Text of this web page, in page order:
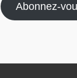
Abonnez-